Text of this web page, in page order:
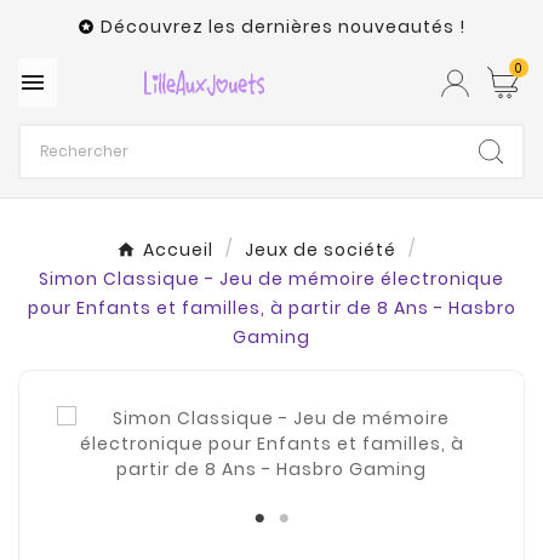
 Découvrez les dernières nouveautés !
 0
Accueil
Jeux de société
Simon Classique - Jeu de mémoire électronique
pour Enfants et familles, à partir de 8 Ans - Hasbro
Gaming